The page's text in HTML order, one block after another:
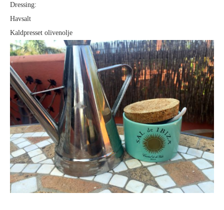
Dressing:
Havsalt
Kaldpresset olivenolje